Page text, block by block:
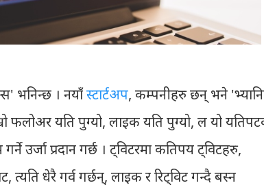
भनिन्छ । नयाँस्टार्टअप, कम्पनीहरु छन् भने
फलोअर यति पुग्यो, लाइक यति पुग्यो, ल यो
उर्जा प्रदान गर्छ । ट्विटरमा कतिपय ट्विटहरु,
त्यति धेरै गर्व गर्छन्, लाइक र रिट्विट गन्दै बस्न